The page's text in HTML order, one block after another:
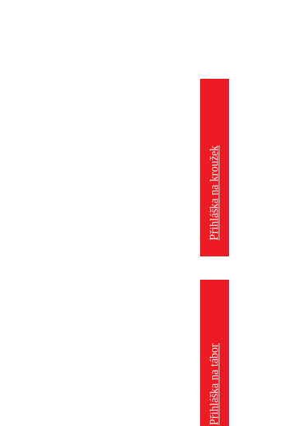
Přihláška na kroužek
Přihláška na tábor